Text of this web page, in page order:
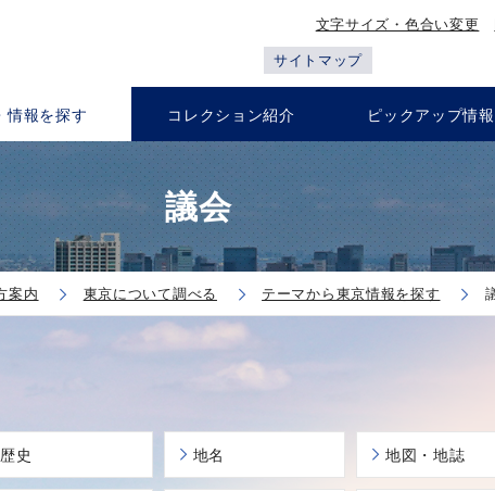
文字サイズ・色合い変更
サイトマップ
情報を探す コレクション紹介 ピックアップ情報
議会
案内 東京について調べる テーマから東京情報を探す
歴史 地名 地図・地誌